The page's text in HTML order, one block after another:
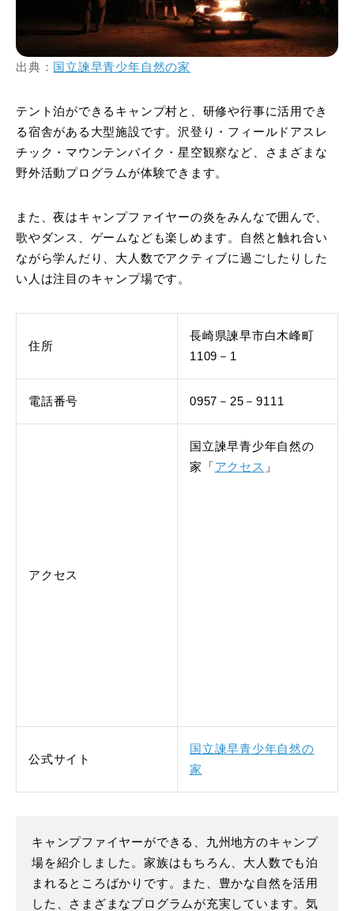
出典： 国立諫早青少年自然の家
テント泊ができるキャンプ村と、研修や行事に活用でき
る宿舎がある大型施設です。沢登り・フィールドアスレ
チック・マウンテンバイク・星空観察など、さまざまな
野外活動プログラムが体験できます。
また、夜はキャンプファイヤーの炎をみんなで囲んで、
歌やダンス、ゲームなども楽しめます。自然と触れ合い
ながら学んだり、大人数でアクティブに過ごしたりした
い人は注目のキャンプ場です。
住所
長崎県諫早市白木峰町
1109－1
電話番号 0957－25－9111
アクセス
国立諫早青少年自然の
家「アクセス 」
公式サイト
国立諫早青少年自然の
家
キャンプファイヤーができる、九州地方のキャンプ
場を紹介しました。家族はもちろん、大人数でも泊
まれるところばかりです。また、豊かな自然を活用
した、さまざまなプログラムが充実しています。気